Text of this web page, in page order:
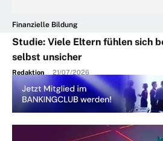
Finanzielle Bildung
Studie: Viele Eltern fühlen sich
selbst unsicher
Redaktion - 21/07/2026